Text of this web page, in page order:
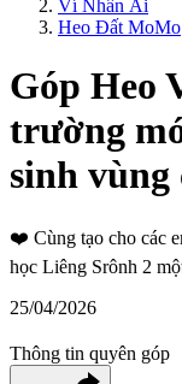
Ví Nhân Ái
Heo Đất MoMo
Góp Heo
trường
sinh
❤️ Cùng tạo cho các
học Liêng Srônh 2
25/04/2026
Thông tin quyên góp